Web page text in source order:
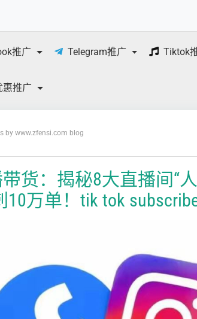
推广 Telegram推广 Tiktok
惠推广
by www.zfensi.com blog
货：揭秘8大直播间“
万单！tik tok